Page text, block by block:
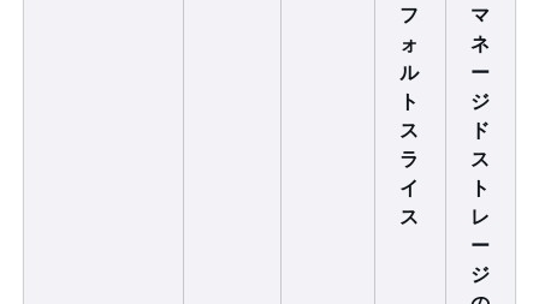
フ
ォ
ル
ト
ス
ラ
イ
ス
マ
ネ
ー
ジ
ド
ス
ト
レ
ー
ジ